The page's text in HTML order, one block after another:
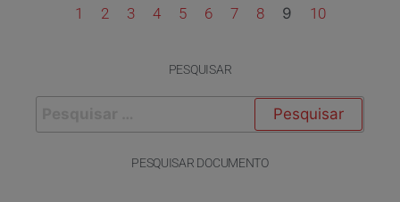
1 2 3 4 5 6 7 8 9 10
PESQUISAR
PESQUISAR DOCUMENTO